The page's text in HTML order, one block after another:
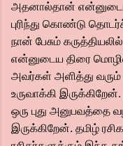
அதனால்தான் என்னுடைய
புரிந்து கொண்டு
நான் பேசும்
என்னுடைய திரை
அவர்கள் அளித்து
உருவாக்கி
ஒரு புது அனுபவத்தை
இருக்கிறேன். தமிழ்